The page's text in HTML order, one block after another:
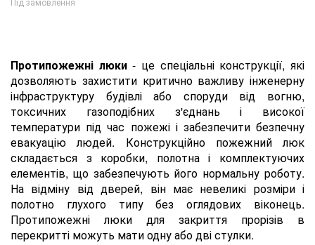
Протипожежні люки- це спеціальні конструкції, які
дозволяють захистити критично важливу інженерну
інфраструктуру будівлі або споруди від вогню,
токсичних газоподібних з'єднань і високої
температури під час пожежі і забезпечити безпечну
евакуацію людей. Конструкційно пожежний люк
складається з коробки, полотна і комплектуючих
елементів, що забезпечують його нормальну роботу.
На відміну від дверей, він має невеликі розміри і
полотно глухого типу без оглядових віконець.
Протипожежні люки для закриття прорізів в
перекритті можуть мати одну або дві стулки.